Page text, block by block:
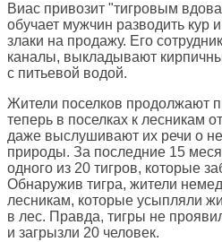
Виас привозит "тигровым
обучает мужчин разводить
злаки на продажу. Его
каналы, выкладывают
с питьевой водой.
Жители поселков продолжают
теперь в поселках к лесникам
даже выслушивают их речи о
природы. За последние 15
одного из 20 тигров, которые
Обнаружив тигра, жители
лесникам, которые усыпляли
в лес. Правда, тигры не
и загрызли 20 человек.